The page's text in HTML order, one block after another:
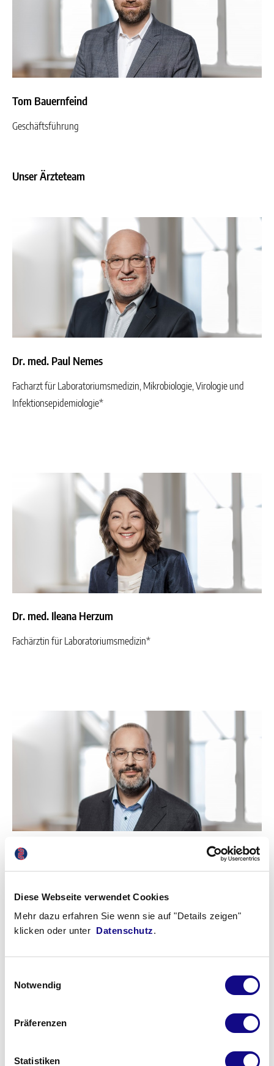
Diese Webseite verwendet Cookies
Mehr dazu erfahren Sie wenn sie auf "Details zeigen"
klicken oder unter Datenschutz.
Notwendig
Präferenzen
Statistiken
Tom Bauernfeind
Geschäftsführung
Unser Ärzteteam
Dr. med. Paul Nemes
Facharzt für Laboratoriumsmedizin, Mikrobiologie, Virologie und
Infektionsepidemiologie*
Dr. med. Ileana Herzum
Fachärztin für Laboratoriumsmedizin*
Dr. med. Roland Geisel
Hygiene und Umweltmedizin*